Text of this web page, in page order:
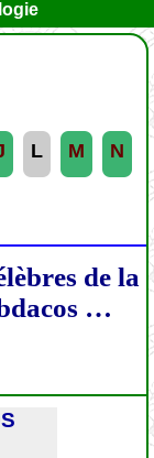
L M N
de la
…